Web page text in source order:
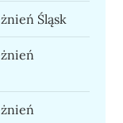
Śląsk